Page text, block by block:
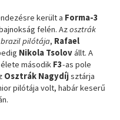
került a Forma-3
felén. Azosztrák
brazilpilótája, Rafael
Nikola Tsolovállt. A
élete második F3-as pole
Osztrák Nagydíjsztárja
pilótája volt, habár keserű